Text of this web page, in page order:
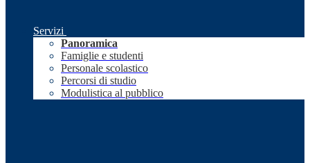
Servizi
Panoramica
Famiglie e studenti
Personale scolastico
Percorsi di studio
Modulistica al pubblico